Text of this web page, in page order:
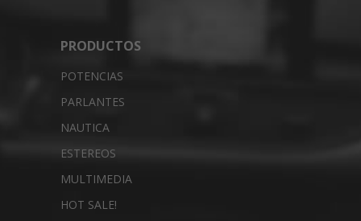
PRODUCTOS
POTENCIAS
PARLANTES
NAUTICA
ESTEREOS
MULTIMEDIA
HOT SALE!